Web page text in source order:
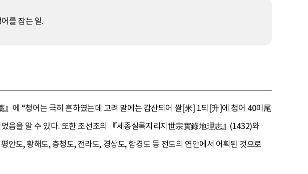
를 잡는 일.
에 “청어는 극히 흔하였는데 고려 말에는 감산되어 쌀[米] 1되[升]에 청어 40미尾
음을 알 수 있다. 또한 조선조의 『세종실록지리지世宗實錄地理志』(1432)와
도, 황해도, 충청도, 전라도, 경상도, 함경도 등 전도의 연안에서 어획된 것으로